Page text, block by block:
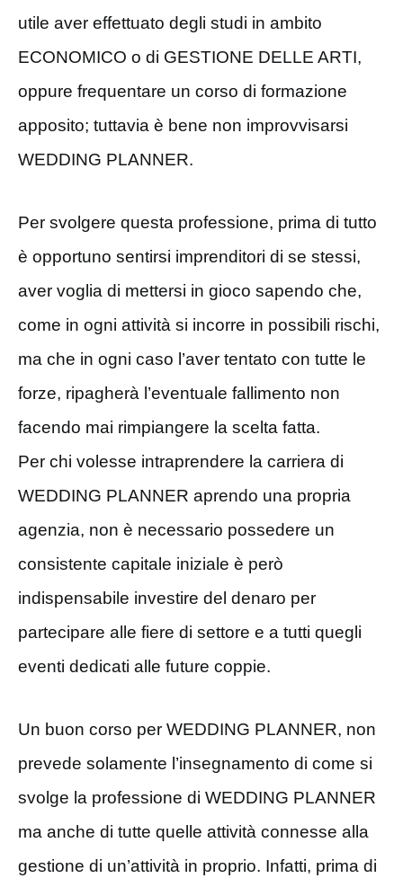
utile aver effettuato degli studi in ambito
ECONOMICO o di GESTIONE DELLE ARTI,
oppure frequentare un corso di formazione
apposito; tuttavia è bene non improvvisarsi
WEDDING PLANNER.
Per svolgere questa professione, prima di tutto
è opportuno sentirsi imprenditori di se stessi,
aver voglia di mettersi in gioco sapendo che,
come in ogni attività si incorre in possibili rischi,
ma che in ogni caso l’aver tentato con tutte le
forze, ripagherà l’eventuale fallimento non
facendo mai rimpiangere la scelta fatta.
Per chi volesse intraprendere la carriera di
WEDDING PLANNER aprendo una propria
agenzia, non è necessario possedere un
consistente capitale iniziale è però
indispensabile investire del denaro per
partecipare alle fiere di settore e a tutti quegli
eventi dedicati alle future coppie.
Un buon corso per WEDDING PLANNER, non
prevede solamente l’insegnamento di come si
svolge la professione di WEDDING PLANNER
ma anche di tutte quelle attività connesse alla
gestione di un’attività in proprio. Infatti, prima di